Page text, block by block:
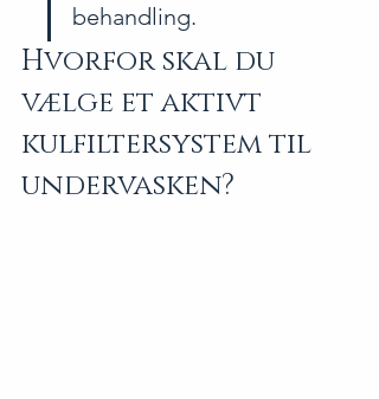
behandling.
Hvorfor skal du
vælge et aktivt
kulfiltersystem til
undervasken?